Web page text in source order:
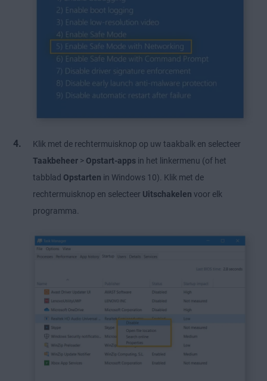
Klik met de rechtermuisknop op uw taakbalk en selecteer
Taakbeheer > Opstart-apps in het linkermenu (of het
tabblad Opstarten in Windows 10). Klik met de
rechtermuisknop en selecteer Uitschakelen voor elk
programma.